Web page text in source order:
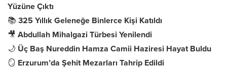
Yüzüne Çıktı
📚 325 Yıllık Geleneğe Binlerce Kişi Katıldı
🎥 Abdullah Mihalgazi Türbesi Yenilendi
🌙 Üç Baş Nureddin Hamza Camii Haziresi Hayat Buldu
🪞 Erzurum’da Şehit Mezarları Tahrip Edildi